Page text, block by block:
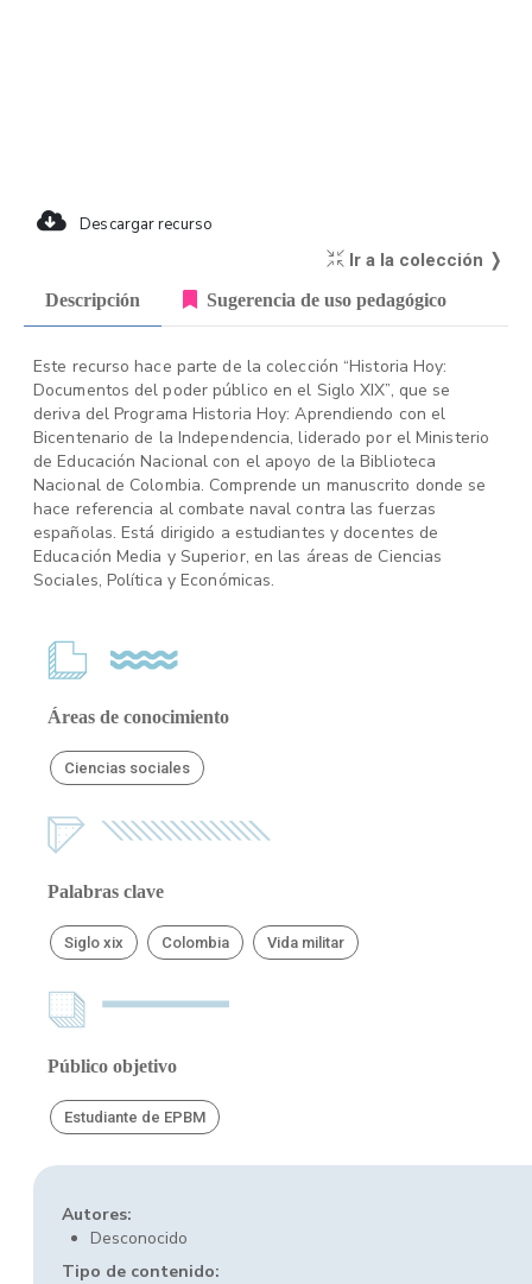
Descargar recurso
Ir a la colección ❭
Descripción Sugerencia de uso pedagógico
Este recurso hace parte de la colección “Historia Hoy:
Documentos del poder público en el Siglo XIX”, que se
deriva del Programa Historia Hoy: Aprendiendo con el
Bicentenario de la Independencia, liderado por el Ministerio
de Educación Nacional con el apoyo de la Biblioteca
Nacional de Colombia. Comprende un manuscrito donde se
hace referencia al combate naval contra las fuerzas
españolas. Está dirigido a estudiantes y docentes de
Educación Media y Superior, en las áreas de Ciencias
Sociales, Política y Económicas.
Áreas de conocimiento
Ciencias sociales
Palabras clave
Siglo xix Colombia Vida militar
Público objetivo
Estudiante de EPBM
Autores:
Desconocido
Tipo de contenido: